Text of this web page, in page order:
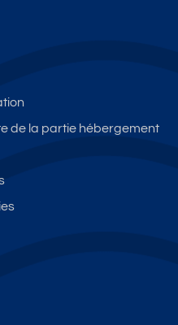
de la partie hébergement